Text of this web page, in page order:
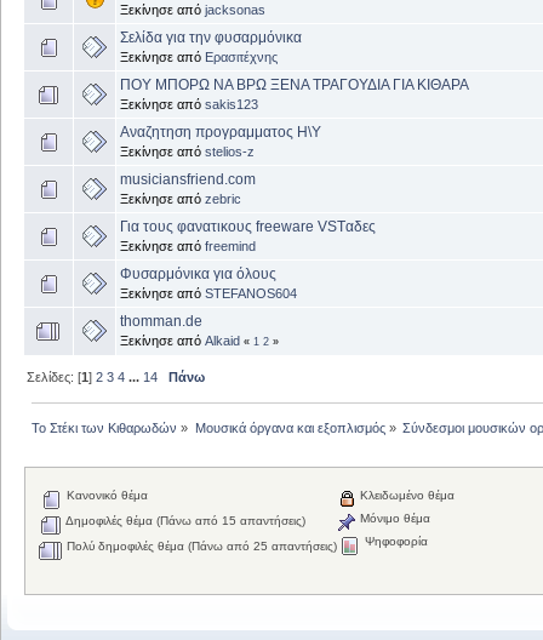
Ξεκίνησε από jacksonas
Σελίδα για την φυσαρμόνικα
Ξεκίνησε από Ερασιτέχνης
ΠΟΥ ΜΠΟΡΩ ΝΑ ΒΡΩ ΞΕΝΑ ΤΡΑΓΟΥΔΙΑ ΓΙΑ ΚΙΘΑΡΑ
Ξεκίνησε από sakis123
Αναζητηση προγραμματος Η\Υ
Ξεκίνησε από stelios-z
musiciansfriend.com
Ξεκίνησε από zebric
Για τους φανατικους freeware VSTαδες
Ξεκίνησε από freemind
Φυσαρμόνικα για όλους
Ξεκίνησε από STEFANOS604
thomman.de
Ξεκίνησε από Alkaid « 1 2 »
Σελίδες: [1]2 3 4 ... 14 Πάνω
Το Στέκι των Κιθαρωδών » Μουσικά όργανα και εξοπλισμός» Σύνδεσμοι μουσικών
Κανονικό θέμα
Δημοφιλές θέμα (Πάνω από 15 απαντήσεις)
Πολύ δημοφιλές θέμα (Πάνω από 25 απαντήσεις)
Κλειδωμένο θέμα
Μόνιμο θέμα
Ψηφοφορία